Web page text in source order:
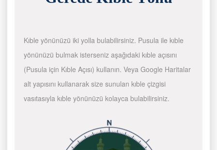
Kıble yönünüzü iki yolla bulabilirsiniz. Pusula ile kıble
yönünüzü bulmak isterseniz aşağıdaki kıble açısını
(Pusula için Kıble Açısı) kullanın. Veya Google Haritalar
alt yapısını kullanarak size sunulan kıble çizgisi
vasıtasıyla kıble yönünüzü kolayca bulabilirsiniz.